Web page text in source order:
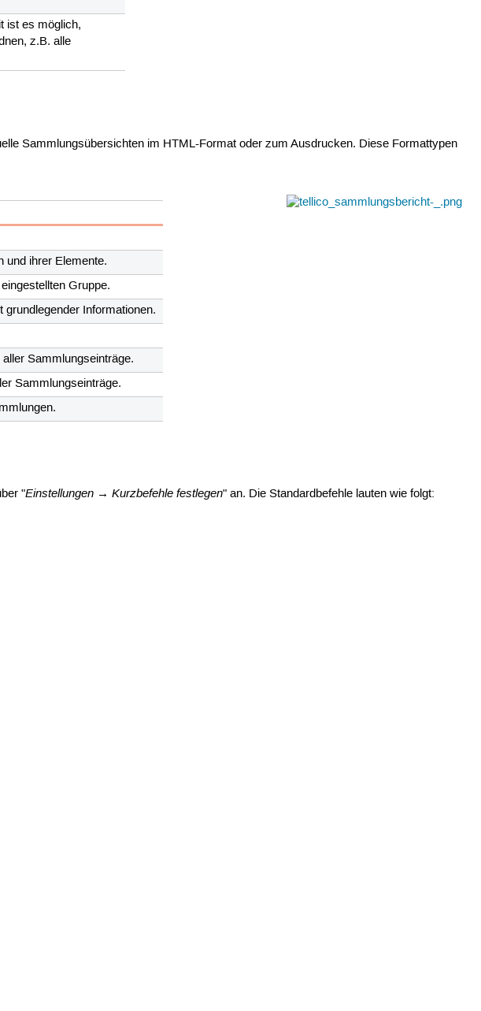
ist es möglich,
z.B. alle
Sammlungsübersichten im HTML-Format oder zum Ausdrucken. Diese Formattypen
und ihrer Elemente.
Gruppe.
Informationen.
Sammlungseinträge.
Sammlungseinträge.
"Einstellungen → Kurzbefehle festlegen" an. Die Standardbefehle lauten wie folgt: